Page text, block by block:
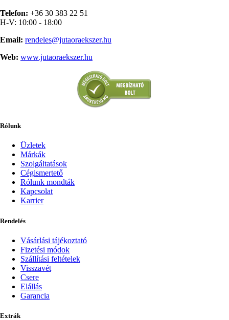
Telefon: +36 30 383 22 51
H-V: 10:00 - 18:00
Email: rendeles@jutaoraekszer.hu
Web: www.jutaoraekszer.hu
Rólunk
Üzletek
Márkák
Szolgáltatások
Cégismertető
Rólunk mondták
Kapcsolat
Karrier
Rendelés
Vásárlási tájékoztató
Fizetési módok
Szállítási feltételek
Visszavét
Csere
Elállás
Garancia
Extrák